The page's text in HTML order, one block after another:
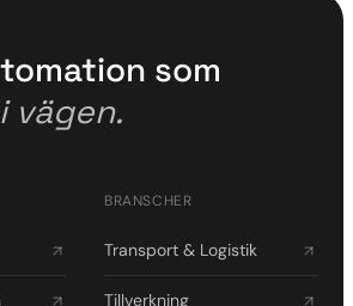
som
vägen.
BRANSCHER
Transport & Logistik
Tillverkning